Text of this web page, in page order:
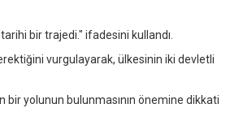
bir trajedi." ifadesini kullandı.
vurgulayarak, ülkesinin iki devletli
bir yolunun bulunmasının önemine dikkati